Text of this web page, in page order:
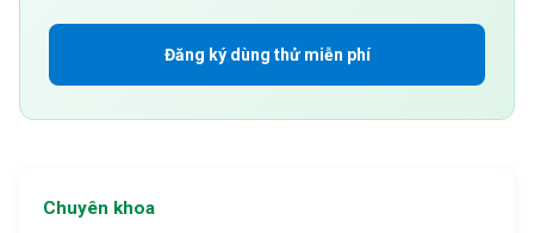
Đăng ký dùng thử miễn phí
Chuyên khoa